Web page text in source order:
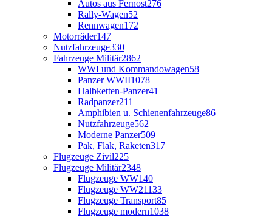
Autos aus Fernost276
Rally-Wagen52
Rennwagen172
Motorräder147
Nutzfahrzeuge330
Fahrzeuge Militär2862
WWI und Kommandowagen58
Panzer WWII1078
Halbketten-Panzer41
Radpanzer211
Amphibien u. Schienenfahrzeuge86
Nutzfahrzeuge562
Moderne Panzer509
Pak, Flak, Raketen317
Flugzeuge Zivil225
Flugzeuge Militär2348
Flugzeuge WW140
Flugzeuge WW21133
Flugzeuge Transport85
Flugzeuge modern1038